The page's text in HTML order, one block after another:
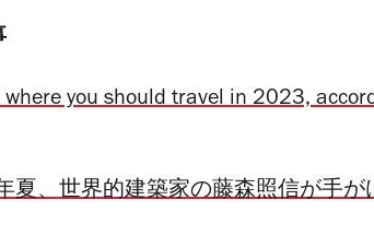
where you should travel in 2023,
夏、世界的建築家の藤森照信が手